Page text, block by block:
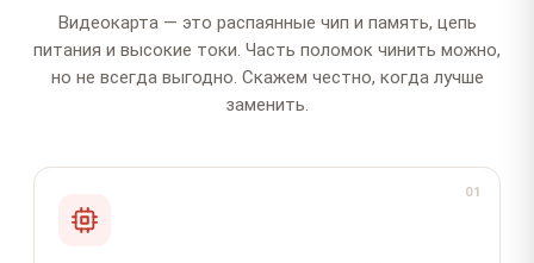
Видеокарта — это распаянные чип и память, цепь
питания и высокие токи. Часть поломок чинить можно,
но не всегда выгодно. Скажем честно, когда лучше
заменить.
01